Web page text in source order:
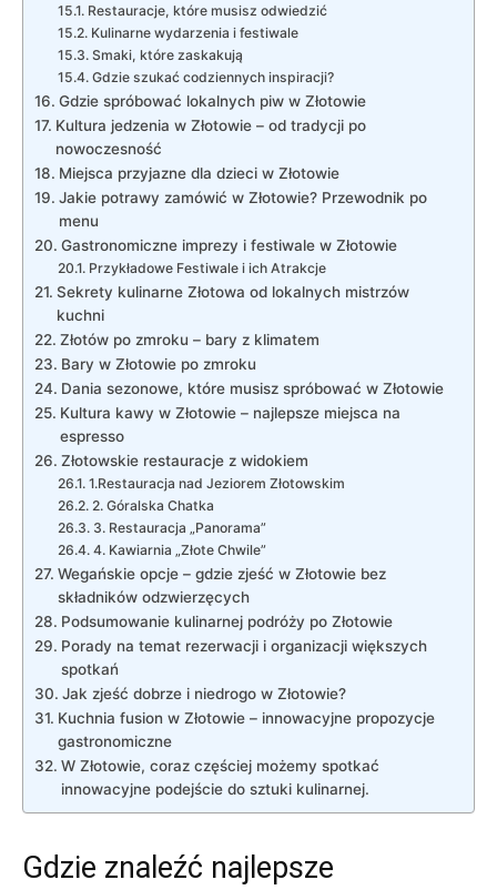
Restauracje, które musisz odwiedzić
Kulinarne wydarzenia i festiwale
Smaki, które zaskakują
Gdzie szukać codziennych inspiracji?
Gdzie spróbować lokalnych piw w Złotowie
Kultura jedzenia w Złotowie – od tradycji po
nowoczesność
Miejsca przyjazne dla dzieci w Złotowie
Jakie potrawy zamówić w Złotowie? Przewodnik po
menu
Gastronomiczne imprezy i festiwale w Złotowie
Przykładowe Festiwale i ich Atrakcje
Sekrety kulinarne Złotowa od lokalnych mistrzów
kuchni
Złotów po zmroku – bary z klimatem
Bary w Złotowie po zmroku
Dania sezonowe, które musisz spróbować w Złotowie
Kultura kawy w Złotowie – najlepsze miejsca na
espresso
Złotowskie restauracje z widokiem
1.Restauracja nad Jeziorem Złotowskim
2. Góralska Chatka
3. Restauracja „Panorama”
4. Kawiarnia „Złote Chwile”
Wegańskie opcje – gdzie zjeść w Złotowie bez
składników odzwierzęcych
Podsumowanie kulinarnej podróży po Złotowie
Porady na temat rezerwacji i organizacji większych
spotkań
Jak zjeść dobrze i niedrogo w Złotowie?
Kuchnia fusion w Złotowie – innowacyjne propozycje
gastronomiczne
W Złotowie, coraz częściej możemy spotkać
innowacyjne podejście do sztuki kulinarnej.
Gdzie znaleźć najlepsze